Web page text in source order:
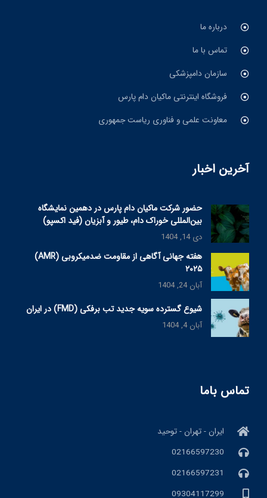
درباره ما
تماس با ما
سازمان دامپزشکی
فروشگاه اینترنتی ماکیان دام پارس
معاونت علمی و فناوری ریاست جمهوری
آخرین اخبار
حضور شرکت ماکیان دام پارس در دهمین نمایشگاه
بین‌المللی خوراک دام، طیور و آبزیان (فید اکسپو)
دی 14, 1404
هفته جهانی آگاهی از مقاومت ضدمیکروبی (AMR)
۲۰۲۵
آبان 24, 1404
شیوع گسترده سویه جدید تب برفکی (FMD) در ایران
آبان 4, 1404
تماس باما
ایران - تهران - توحید
02166597230
02166597231
09304117299